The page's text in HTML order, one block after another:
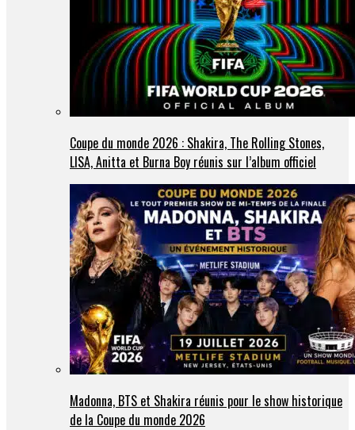
Coupe du monde 2026 : Shakira, The Rolling Stones,
LISA, Anitta et Burna Boy réunis sur l’album officiel
Madonna, BTS et Shakira réunis pour le show historique
de la Coupe du monde 2026